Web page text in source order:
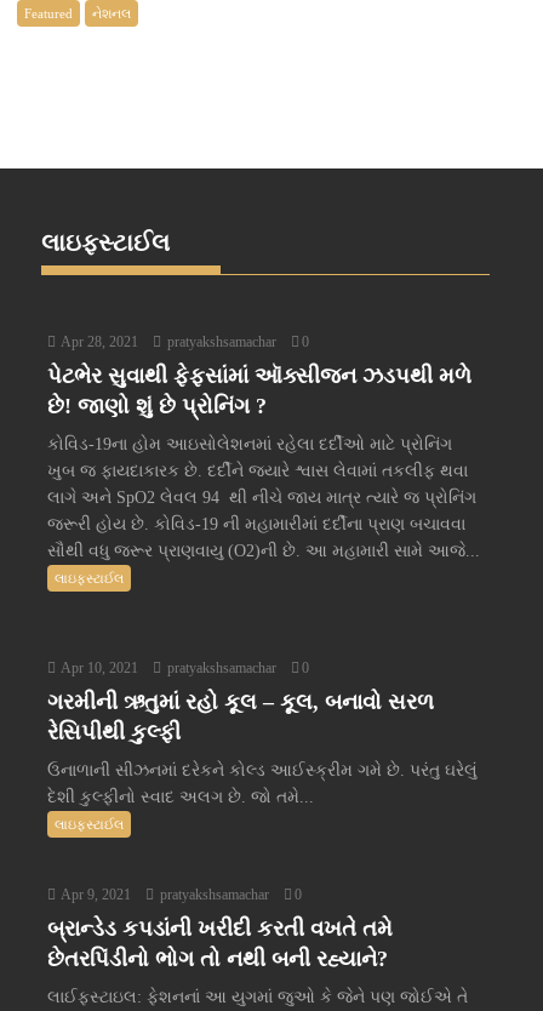
Featured નેશનલ
લાઇફસ્ટાઈલ
Apr 28, 2021 pratyakshsamachar 0
પેટભેર સુવાથી ફેફસાંમાં ઑક્સીજન ઝડપથી મળે
છે! જાણો શું છે પ્રોનિંગ ?
કોવિડ-19ના હોમ આઇસોલેશનમાં રહેલા દર્દીઓ માટે પ્રોનિંગ
ખુબ જ ફાયદાકારક છે. દર્દીને જ્યારે શ્વાસ લેવામાં તકલીફ થવા
લાગે અને SpO2 લેવલ 94 થી નીચે જાય માત્ર ત્યારે જ પ્રોનિંગ
જરૂરી હોય છે. કોવિડ-19 ની મહામારીમાં દર્દીના પ્રાણ બચાવવા
સૌથી વધુ જરૂર પ્રાણવાયુ (O2)ની છે. આ મહામારી સામે આજે...
લાઇફસ્ટાઈલ
Apr 10, 2021 pratyakshsamachar 0
ગરમીની ઋતુમાં રહો કૂલ – કૂલ, બનાવો સરળ
રેસિપીથી કુલ્ફી
ઉનાળાની સીઝનમાં દરેકને કોલ્ડ આઈસ્ક્રીમ ગમે છે. પરંતુ ઘરેલું
દેશી કુલ્ફીનો સ્વાદ અલગ છે. જો તમે...
લાઇફસ્ટાઈલ
Apr 9, 2021 pratyakshsamachar 0
બ્રાન્ડેડ કપડાંની ખરીદી કરતી વખતે તમે
છેતરપિંડીનો ભોગ તો નથી બની રહ્યાને?
લાઈફસ્ટાઇલ: ફેશનનાં આ યુગમાં જુઓ કે જેને પણ જોઈએ તે